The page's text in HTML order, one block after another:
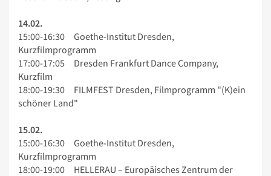
14.02.
15:00-16:30 Goethe-Institut Dresden,
Kurzfilmprogramm
17:00-17:05 Dresden Frankfurt Dance Company,
Kurzfilm
18:00-19:30 FILMFEST Dresden, Filmprogramm "(K)ein
schöner Land"
15.02.
15:00-16:30 Goethe-Institut Dresden,
Kurzfilmprogramm
18:00-19:00 HELLERAU – Europäisches Zentrum der